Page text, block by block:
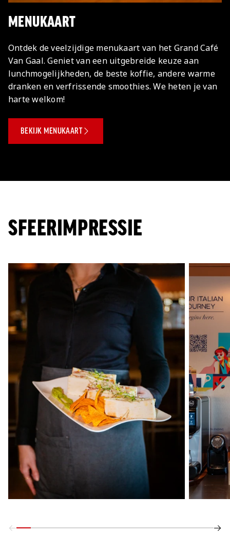
MENUKAART
Ontdek de veelzijdige menukaart van het Grand Café
Van Gaal. Geniet van een uitgebreide keuze aan
lunchmogelijkheden, de beste koffie, andere warme
dranken en verfrissende smoothies. We heten je van
harte welkom!
BEKIJK MENUKAART
SFEERIMPRESSIE